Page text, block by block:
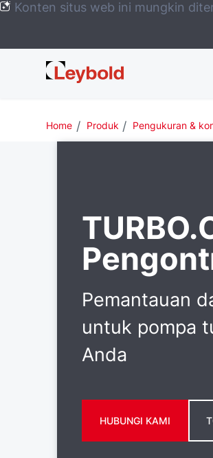
Konten situs web ini mungkin
Leybold
Global
Home Produk Pengukuran &
Pemantauan
untuk pompa
Anda
HUBUNGI KAMI